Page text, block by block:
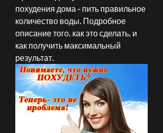
похудения дома - пить правильное
количество воды. Подробное
описание того, как это сделать, и
как получить максимальный
результат.